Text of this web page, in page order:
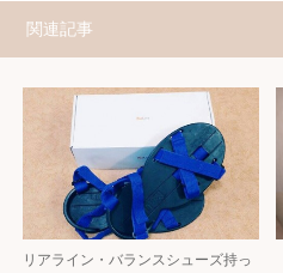
関連記事
リアライン・バランスシューズ持っ